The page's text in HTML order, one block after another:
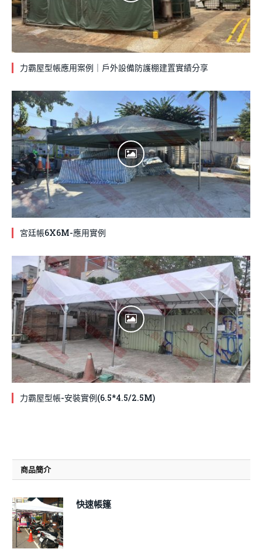
力霸屋型帳應用案例｜戶外設備防護棚建置實績分享
宮廷帳6X6M-應用實例
力霸屋型帳-安裝實例(6.5*4.5/2.5M)
商品簡介
快速帳篷